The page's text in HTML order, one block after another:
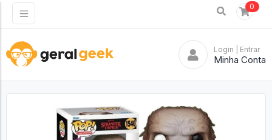
0
Login | Entrar
Minha Conta